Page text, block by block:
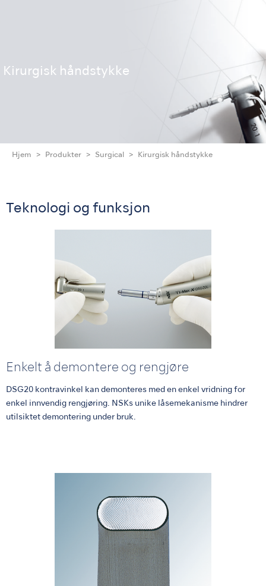
Kirurgisk håndstykke
Hjem Produkter Surgical Kirurgisk håndstykke
Teknologi og funksjon
Enkelt å demontere og rengjøre
DSG20 kontravinkel kan demonteres med en enkel vridning for
enkel innvendig rengjøring. NSKs unike låsemekanisme hindrer
utilsiktet demontering under bruk.